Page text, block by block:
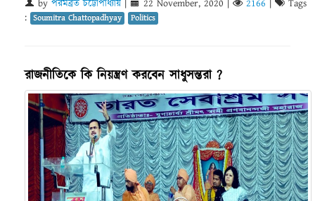
by পরমব্রত চট্টোপাধ্যায় 22 November, 2020 2166
Tags
: Soumitra Chattopadhyay Politics
রাজনীতিকে কি নিয়ন্ত্রণ করবেন সাধুসন্তরা ?